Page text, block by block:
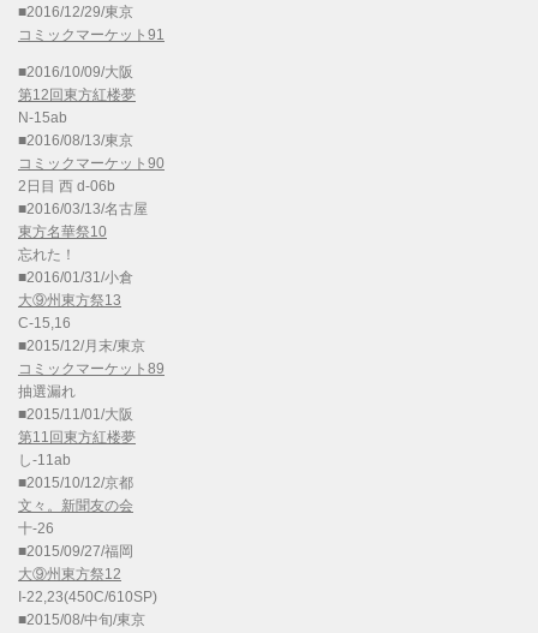
■2016/12/29/東京
コミックマーケット91
■2016/10/09/大阪
第12回東方紅楼夢
N-15ab
■2016/08/13/東京
コミックマーケット90
2日目 西 d-06b
■2016/03/13/名古屋
東方名華祭10
忘れた！
■2016/01/31/小倉
大⑨州東方祭13
C-15,16
■2015/12/月末/東京
コミックマーケット89
抽選漏れ
■2015/11/01/大阪
第11回東方紅楼夢
し-11ab
■2015/10/12/京都
文々。新聞友の会
十-26
■2015/09/27/福岡
大⑨州東方祭12
I-22,23(450C/610SP)
■2015/08/中旬/東京